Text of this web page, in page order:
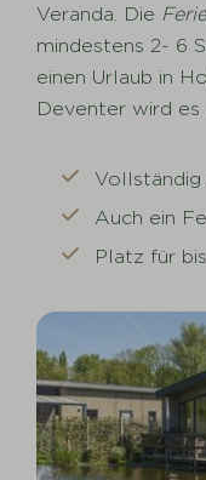
Veranda. Die
mindestens 2- 6
einen Urlaub in
Deventer wird es
Vollständig
Auch ein
Platz für